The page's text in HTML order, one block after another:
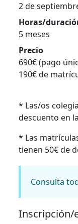
2 de
Horas/
5 meses
Precio
690€ (pago
190€ de
* Las/os
descuento en
* Las
tienen 50€ de
Consulta
Inscripción/